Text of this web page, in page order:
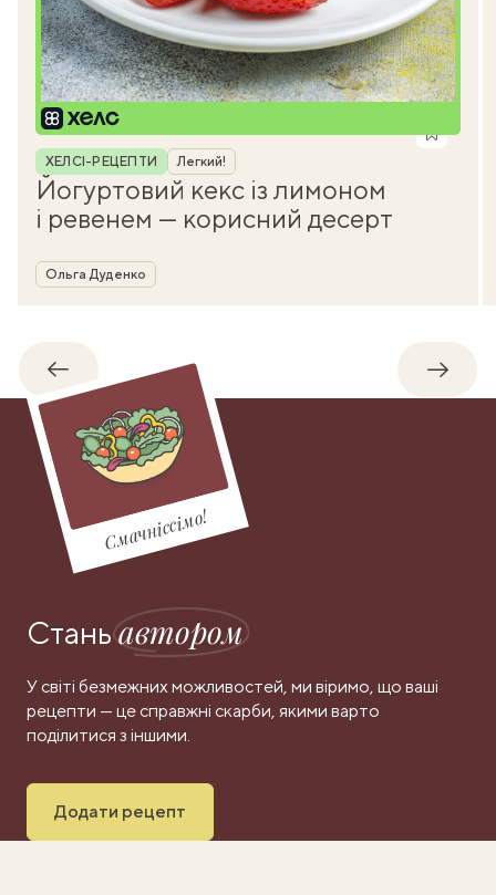
Рубрика
ХЕЛСІ-РЕЦЕПТИ Легкий!
Йогуртовий кекс із лимоном
і ревенем — корисний десерт
Автор
Ольга Дуденко
Назад
Смачніссімо!
Станьавтором
У світі безмежних можливостей, ми віримо, що ваші
рецепти — це справжні скарби, якими варто
поділитися з іншими.
Додати рецепт